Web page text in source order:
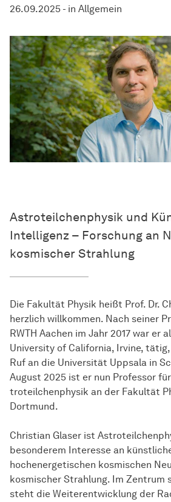
26.09.2025 - in Allgemein
As­tro­teil­chen­phy­sik und
Intelligenz – Forschung an
kosmischer Strahlung
Die Fakultät Physik heißt Prof. Dr.
herzlich willkommen. Nach seiner
RWTH Aachen im Jahr 2017 war er
University of California, Irvine,
Ruf an die Universität Uppsala in
August 2025 ist er nun Professor
tro­teil­chen­phy­sik an der Fakultät
Dortmund.
Christian Glaser ist
besonderem Interesse an
hochenergetischen kosmischen
kosmischer Strahlung. Im Zentrum
steht die Weiterentwicklung der